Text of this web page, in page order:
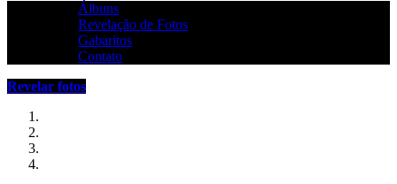
Álbuns
Revelação de Fotos
Gabaritos
Contato
Revelar fotos